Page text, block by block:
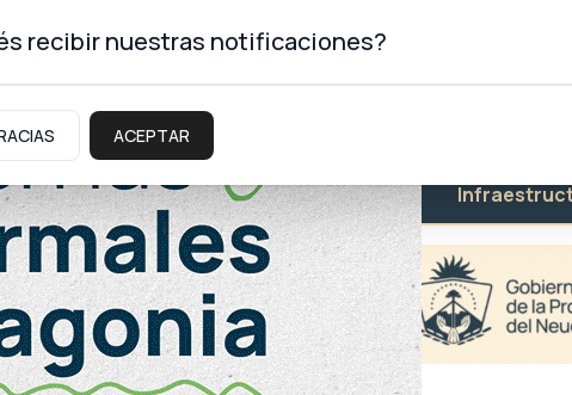
Educación Salud
recibir nuestras notificaciones?
ACEPTAR